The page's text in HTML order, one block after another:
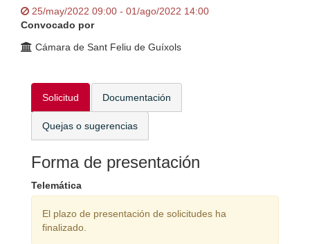
25/may/2022 09:00 - 01/ago/2022 14:00
Convocado por
Cámara de Sant Feliu de Guíxols
Solicitud Documentación
Quejas o sugerencias
Forma de presentación
Telemática
El plazo de presentación de solicitudes ha
finalizado.